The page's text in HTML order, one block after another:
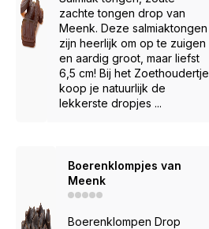
zachte tongen drop van
Meenk. Deze salmiaktongen
zijn heerlijk om op te zuigen
en aardig groot, maar liefst
6,5 cm! Bij het Zoethoudertje
koop je natuurlijk de
lekkerste dropjes ...
Boerenklompjes van
Meenk
Boerenklompen Drop